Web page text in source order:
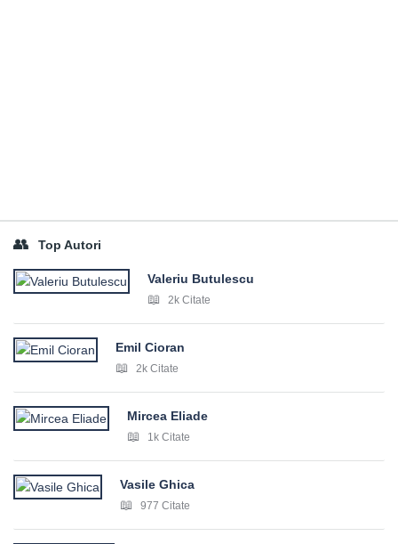
Top Autori
Valeriu Butulescu
2k Citate
Emil Cioran
2k Citate
Mircea Eliade
1k Citate
Vasile Ghica
977 Citate